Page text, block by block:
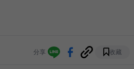
分享 收藏